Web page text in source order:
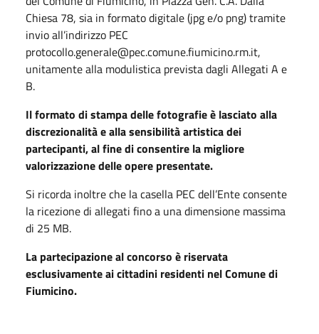
Chiesa 78, sia in formato digitale (jpg e/o png) tramite
invio all’indirizzo PEC
protocollo.generale@pec.comune.fiumicino.rm.it,
unitamente alla modulistica prevista dagli Allegati A e
B.
Il formato di stampa delle fotografie è lasciato alla
discrezionalità e alla sensibilità artistica dei
partecipanti, al fine di consentire la migliore
valorizzazione delle opere presentate.
Si ricorda inoltre che la casella PEC dell’Ente consente
la ricezione di allegati fino a una dimensione massima
di 25 MB.
La partecipazione al concorso è riservata
esclusivamente ai cittadini residenti nel Comune di
Fiumicino.